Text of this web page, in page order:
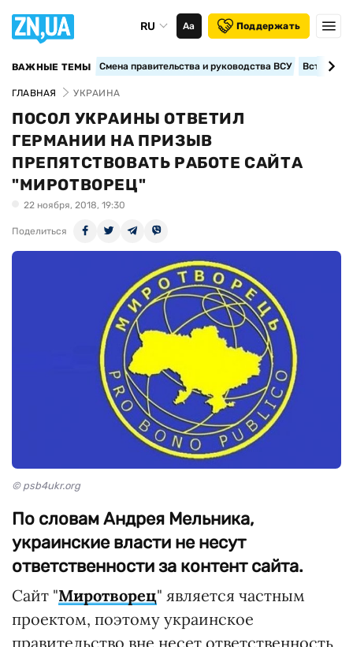
RU Аа Поддержать
ВАЖНЫЕ ТЕМЫ Смена правительства и руководства ВСУ
ГЛАВНАЯ УКРАИНА
ПОСОЛ УКРАИНЫ ОТВЕТИЛ
ГЕРМАНИИ НА ПРИЗЫВ
ПРЕПЯТСТВОВАТЬ РАБОТЕ САЙТА
"МИРОТВОРЕЦ"
22 ноября, 2018, 19:30
Поделиться
© psb4ukr.org
По словам Андрея Мельника,
украинские власти не несут
ответственности за контент сайта.
Сайт "Миротворец" является частным
проектом, поэтому украинское
правительство вне несет ответственность